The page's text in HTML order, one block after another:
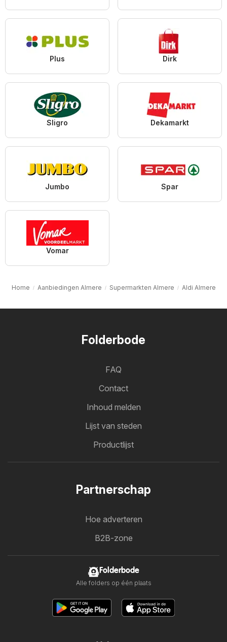
Plus Dirk
Sligro Dekamarkt
Jumbo Spar
Vomar
Home Aanbiedingen Almere Supermarkten Almere Aldi Almere
Folderbode
FAQ
Contact
Inhoud melden
Lijst van steden
Productlijst
Partnerschap
Hoe adverteren
B2B-zone
Folderbode
Alle folders op één plaats